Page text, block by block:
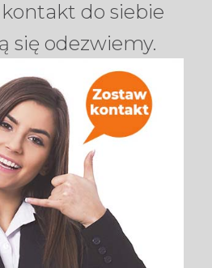
do siebie
się odezwiemy.